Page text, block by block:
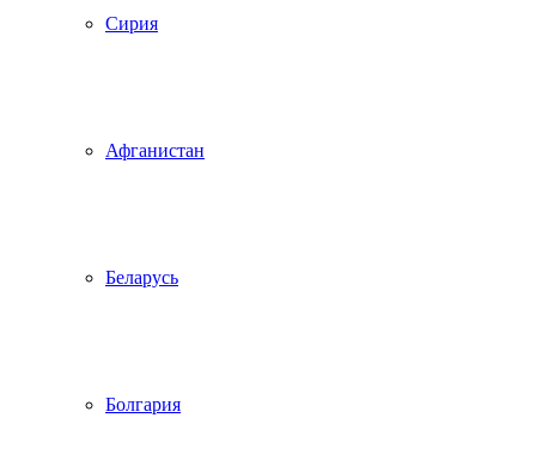
Сирия
Афганистан
Беларусь
Болгария